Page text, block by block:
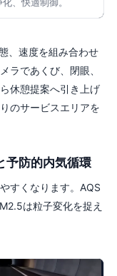
、速度を組み合わせ
ラであくび、閉眼、
休憩提案へ引き上げ
のサービスエリアを
予防的内気循環
すくなります。AQS
は粒子変化を捉え